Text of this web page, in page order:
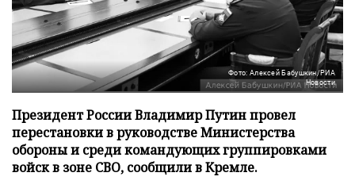
Фото: Алексей Бабушкин/РИА
Новости
Президент России Владимир Путин провел
перестановки в руководстве Министерства
обороны и среди командующих группировками
войск в зоне СВО, сообщили в Кремле.